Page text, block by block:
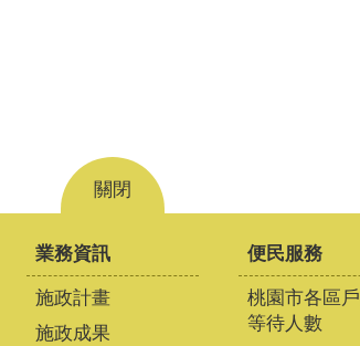
關閉
業務資訊
施政計畫
施政成果
便民服務
桃園市各區
等待人數